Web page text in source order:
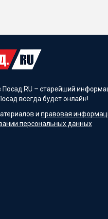
Посад.RU – старейший
всегда будет онлайн!
и правовая
персональных данных